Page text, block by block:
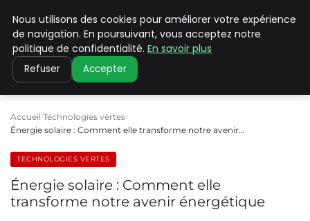
CLIMATE C ADVANCED
Accueil Technologies vertes
Énergie solaire : Comment elle transforme notre avenir…
TECHNOLOGIES VERTES
Énergie solaire : Comment elle
transforme notre avenir énergétique
Nous utilisons des cookies pour améliorer votre expérience
de navigation. En poursuivant, vous acceptez notre
politique de confidentialité. En savoir plus
Refuser Accepter